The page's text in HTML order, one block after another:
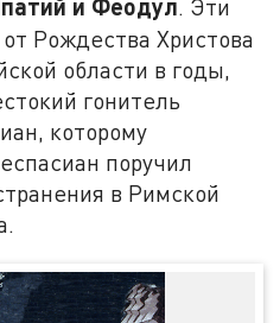
и Феодул. Эти
от Рождества Христова
области в годы,
гонитель
которому
поручил
в Римской